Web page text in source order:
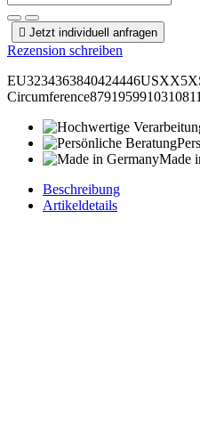
 Jetzt individuell anfragen
Rezension schreiben
Made
Beschreibung
Artikeldetails